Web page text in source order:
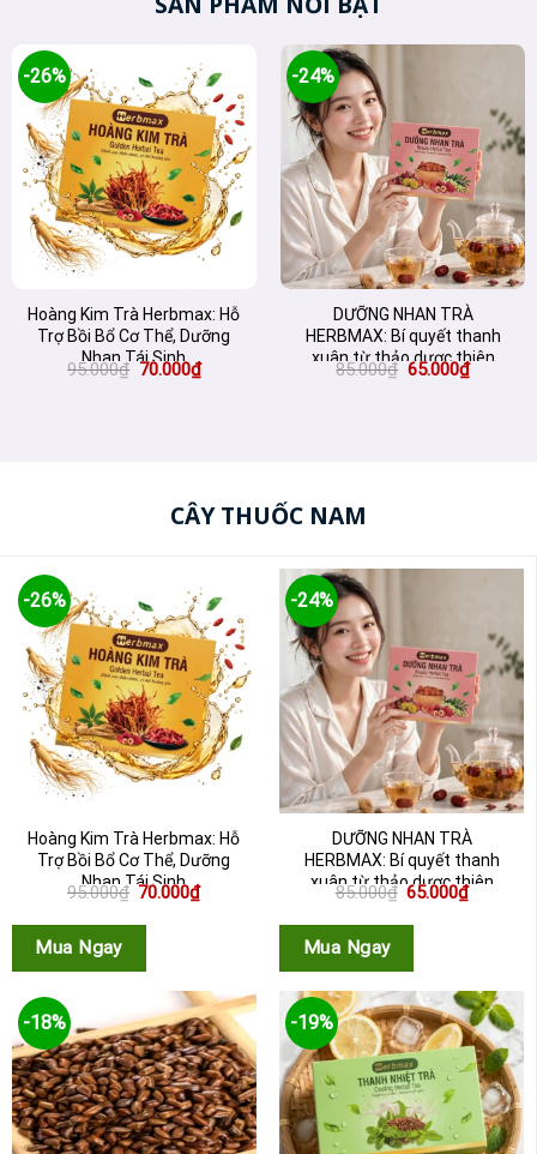
-26%
Hoàng Kim Trà Herbmax: Hỗ
Trợ Bồi Bổ Cơ Thể, Dưỡng
Nhan Tái Sinh
95.000₫ Giá
70.000₫Giá
hiện
-24%
DƯỠNG NHAN TRÀ
HERBMAX: Bí quyết thanh
xuân từ thảo dược thiên
nhiên
85.000₫ Giá
65.000₫Giá
hiện
CÂY THUỐC NAM
-26%
Hoàng Kim Trà Herbmax: Hỗ
Trợ Bồi Bổ Cơ Thể, Dưỡng
Nhan Tái Sinh
95.000₫ Giá
là:
70.000₫Giá
hiện
Mua Ngay
-24%
DƯỠNG NHAN TRÀ
HERBMAX: Bí quyết thanh
xuân từ thảo dược thiên
nhiên
85.000₫ Giá
là:
65.000₫Giá
hiện
Mua Ngay
-18% -19%